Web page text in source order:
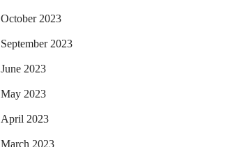
October 2023
September 2023
June 2023
May 2023
April 2023
March 2023